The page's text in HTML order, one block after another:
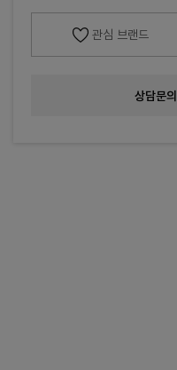
관심 브랜드
상담문의